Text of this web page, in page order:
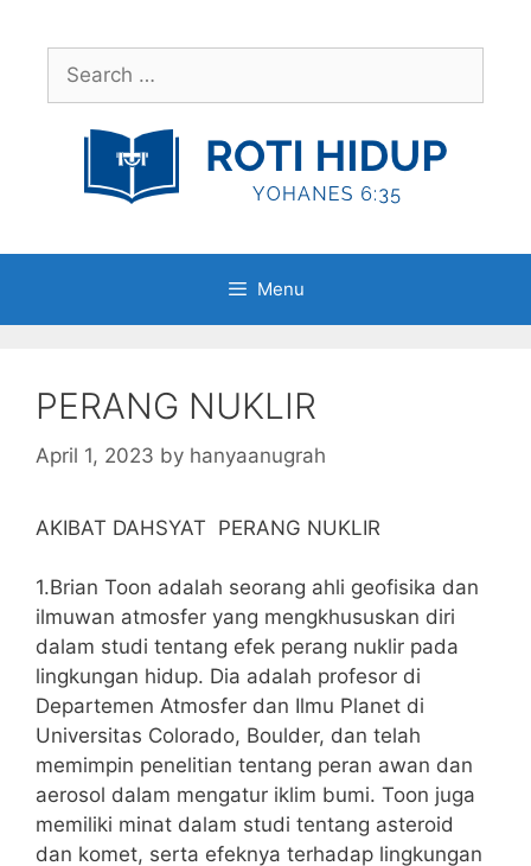
contentSearch
for:
Menu
PERANG NUKLIR
April 1, 2023 by hanyaanugrah
AKIBAT DAHSYAT PERANG NUKLIR
1.Brian Toon adalah seorang ahli geofisika dan
ilmuwan atmosfer yang mengkhususkan diri
dalam studi tentang efek perang nuklir pada
lingkungan hidup. Dia adalah profesor di
Departemen Atmosfer dan Ilmu Planet di
Universitas Colorado, Boulder, dan telah
memimpin penelitian tentang peran awan dan
aerosol dalam mengatur iklim bumi. Toon juga
memiliki minat dalam studi tentang asteroid
dan komet, serta efeknya terhadap lingkungan